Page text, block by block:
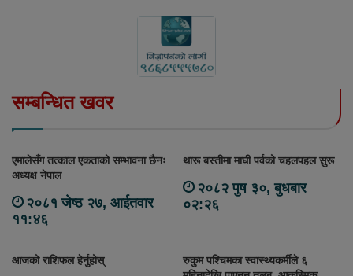
सम्बन्धित खवर
एमालेसँग तत्काल एकताको सम्भावना छैनः
अध्यक्ष नेपाल
२०८१ जेष्ठ २७, आईतवार
११:४६
थारू बस्तीमा माघी पर्वको चहलपहल सुरू
२०८२ पुष ३०, बुधबार
०२:२६
आजको राशिफल हेर्नुहोस्
रुकुम पश्चिमका स्वास्थ्यकर्मीले ६